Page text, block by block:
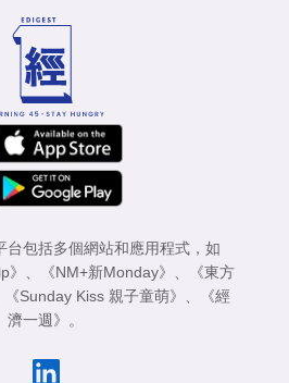
台包括多個網站和應用程式，如
》 、 《NM+新Monday》 、
《東方
《Sunday Kiss 親子童萌》 、
《經
濟一週》 。